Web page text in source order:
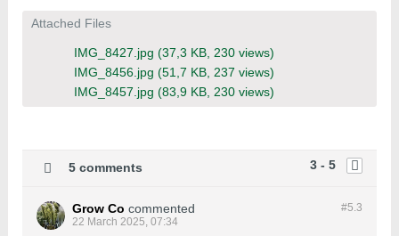
Attached Files
IMG_8427.jpg (37,3 KB, 230 views)
IMG_8456.jpg (51,7 KB, 237 views)
IMG_8457.jpg (83,9 KB, 230 views)
3 - 5
5 comments
#5.3
Grow Co commented
22 March 2025, 07:34